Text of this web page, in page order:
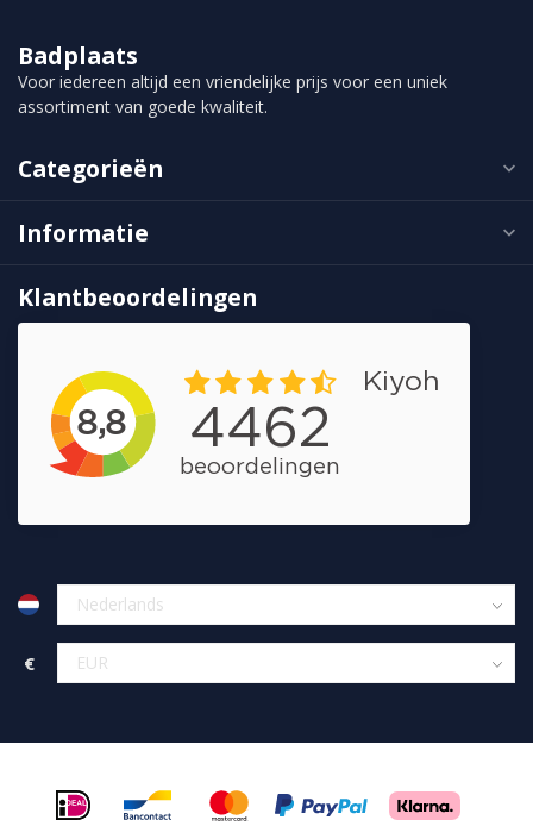
Badplaats
Voor iedereen altijd een vriendelijke prijs voor een uniek
assortiment van goede kwaliteit.
Categorieën
Informatie
Klantbeoordelingen
€